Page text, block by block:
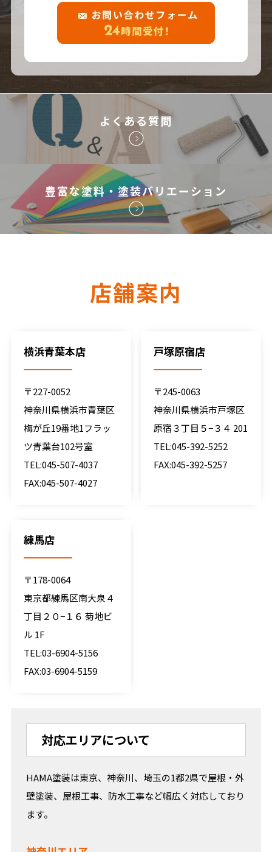
よくある質問
豊富な塗料・塗装バリエーション
店舗案内
横浜青葉本店
〒227-0052
神奈川県横浜市青葉区
梅が丘19番地1フラッ
ツ青葉台102号室
TEL:045-507-4037
FAX:045-507-4027
戸塚原宿店
〒245-0063
神奈川県横浜市戸塚区
原宿３丁目５−３４ 201
TEL:045-392-5252
FAX:045-392-5257
練馬店
〒178-0064
東京都練馬区南大泉４
丁目２０−１６ 菊地ビ
ル 1F
TEL:03-6904-5156
FAX:03-6904-5159
対応エリアについて
HAMA塗装は東京、神奈川、埼玉の1都2県で屋根・外
壁塗装、屋根工事、防水工事など幅広く対応しており
ます。